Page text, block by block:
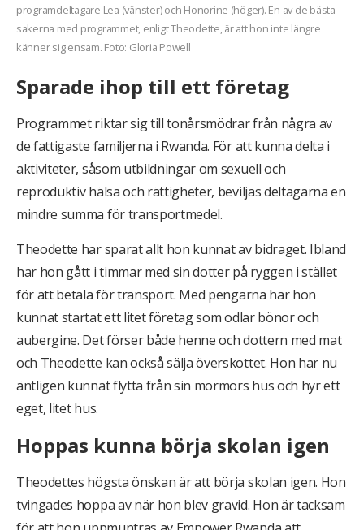
programdeltagare Lea (vänster) och Honorine (höger). En av de bästa
sakerna med programmet, enligt Theodette, är att hon inte längre
känner sig ensam. Foto: Gloria Powell
Sparade ihop till ett företag
Programmet riktar sig till tonårsmödrar från några av
de fattigaste familjerna i Rwanda. För att kunna delta i
aktiviteter, såsom utbildningar om sexuell och
reproduktiv hälsa och rättigheter, beviljas deltagarna en
mindre summa för transportmedel.
Theodette har sparat allt hon kunnat av bidraget. Ibland
har hon gått i timmar med sin dotter på ryggen i stället
för att betala för transport. Med pengarna har hon
kunnat startat ett litet företag som odlar bönor och
aubergine. Det förser både henne och dottern med mat
och Theodette kan också sälja överskottet. Hon har nu
äntligen kunnat flytta från sin mormors hus och hyr ett
eget, litet hus.
Hoppas kunna börja skolan igen
Theodettes högsta önskan är att börja skolan igen. Hon
tvingades hoppa av när hon blev gravid. Hon är tacksam